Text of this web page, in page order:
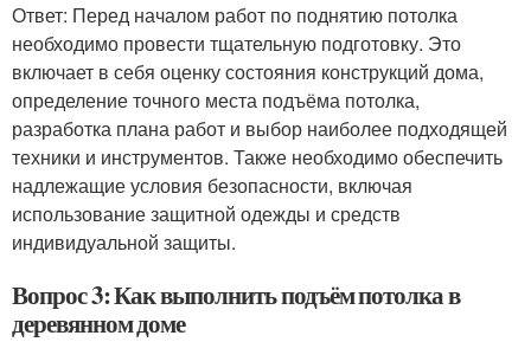
Ответ: Перед началом работ по поднятию потолка
необходимо провести тщательную подготовку. Это
включает в себя оценку состояния конструкций дома,
определение точного места подъёма потолка,
разработка плана работ и выбор наиболее подходящей
техники и инструментов. Также необходимо обеспечить
надлежащие условия безопасности, включая
использование защитной одежды и средств
индивидуальной защиты.
Вопрос 3: Как выполнить подъём потолка в
деревянном доме